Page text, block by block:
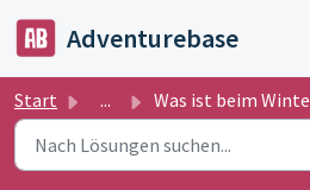
Adventurebase
Start ... Was ist beim Winter Alpine Adventure genau im Preis inbeg...